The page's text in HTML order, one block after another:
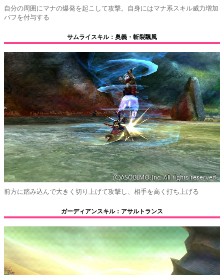
自分の周囲にマナの爆発を起こして攻撃。自身にはマナ系スキル威力増加
バフを付与する
サムライスキル：奥義・斬裂飄風
前方に踏み込んで大きく切り上げて攻撃し、相手を高く打ち上げる
ガーディアンスキル：アサルトランス